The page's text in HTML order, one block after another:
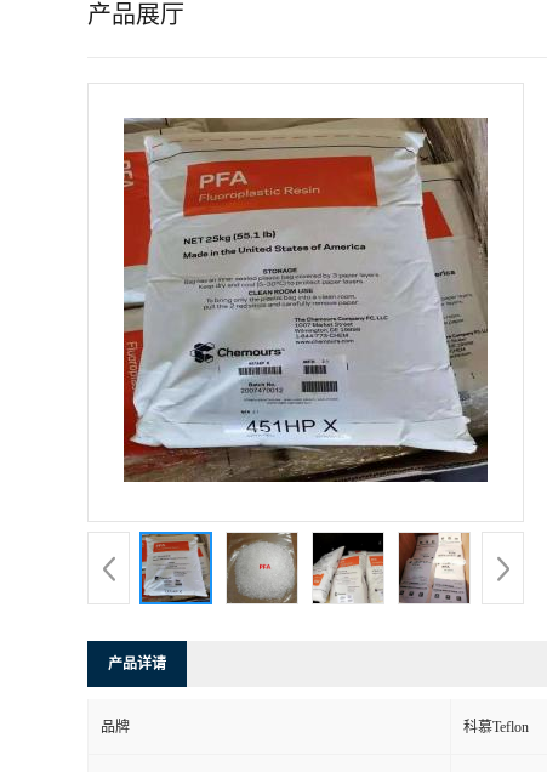
产品展厅
产品详请
品牌 科慕Teflon